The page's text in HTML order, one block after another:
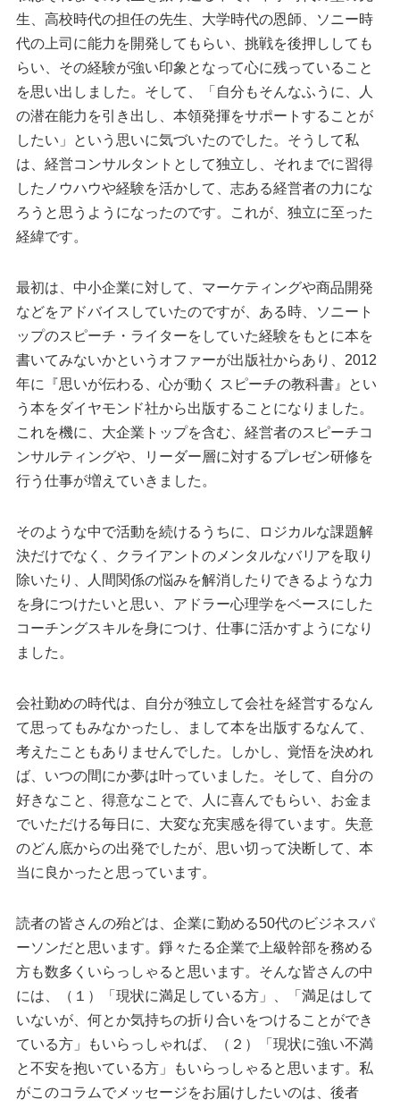
生、高校時代の担任の先生、大学時代の恩師、ソニー時
代の上司に能力を開発してもらい、挑戦を後押ししても
らい、その経験が強い印象となって心に残っていること
を思い出しました。そして、「自分もそんなふうに、人
の潜在能力を引き出し、本領発揮をサポートすることが
したい」という思いに気づいたのでした。そうして私
は、経営コンサルタントとして独立し、それまでに習得
したノウハウや経験を活かして、志ある経営者の力にな
ろうと思うようになったのです。これが、独立に至った
経緯です。
最初は、中小企業に対して、マーケティングや商品開発
などをアドバイスしていたのですが、ある時、ソニート
ップのスピーチ・ライターをしていた経験をもとに本を
書いてみないかというオファーが出版社からあり、2012
年に『思いが伝わる、心が動く スピーチの教科書』とい
う本をダイヤモンド社から出版することになりました。
これを機に、大企業トップを含む、経営者のスピーチコ
ンサルティングや、リーダー層に対するプレゼン研修を
行う仕事が増えていきました。
そのような中で活動を続けるうちに、ロジカルな課題解
決だけでなく、クライアントのメンタルなバリアを取り
除いたり、人間関係の悩みを解消したりできるような力
を身につけたいと思い、アドラー心理学をベースにした
コーチングスキルを身につけ、仕事に活かすようになり
ました。
会社勤めの時代は、自分が独立して会社を経営するなん
て思ってもみなかったし、まして本を出版するなんて、
考えたこともありませんでした。しかし、覚悟を決めれ
ば、いつの間にか夢は叶っていました。そして、自分の
好きなこと、得意なことで、人に喜んでもらい、お金ま
でいただける毎日に、大変な充実感を得ています。失意
のどん底からの出発でしたが、思い切って決断して、本
当に良かったと思っています。
読者の皆さんの殆どは、企業に勤める50代のビジネスパ
ーソンだと思います。錚々たる企業で上級幹部を務める
方も数多くいらっしゃると思います。そんな皆さんの中
には、（１）「現状に満足している方」、「満足はして
いないが、何とか気持ちの折り合いをつけることができ
ている方」もいらっしゃれば、（２）「現状に強い不満
と不安を抱いている方」もいらっしゃると思います。私
がこのコラムでメッセージをお届けしたいのは、後者